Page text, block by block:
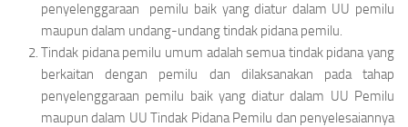
penyelenggaraan pemilu baik yang diatur dalam UU pemilu
maupun dalam undang-undang tindak pidana pemilu.
Tindak pidana pemilu umum adalah semua tindak pidana yang
berkaitan dengan pemilu dan dilaksanakan pada tahap
penyelenggaraan pemilu baik yang diatur dalam UU Pemilu
maupun dalam UU Tindak Pidana Pemilu dan penyelesaiannya